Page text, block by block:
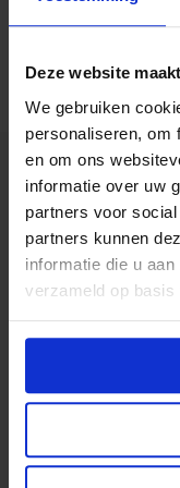
Deze website
We gebruiken
personaliseren, om
en om ons
informatie over uw
partners voor
partners kunnen
informatie die u
verzameld op
verhoging-
Postadres
Postbus
1100 AA